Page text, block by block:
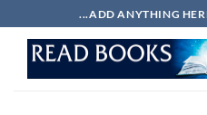
ADD ANYTHING